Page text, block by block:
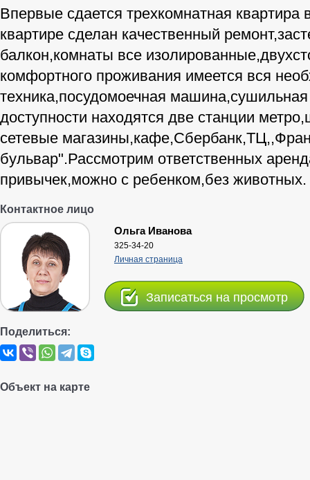
Впервые сдается трехкомнатная квартира
квартире сделан качественный
балкон,комнаты все
комфортного проживания имеется вся
техника,посудомоечная
доступности находятся две станции
сетевые
бульвар".Рассмотрим ответственных
привычек,можно с ребенком,без животных.
Контактное лицо
Ольга Иванова
325-34-20
Личная страница
Записаться на просмотр
Поделиться:
Объект на карте